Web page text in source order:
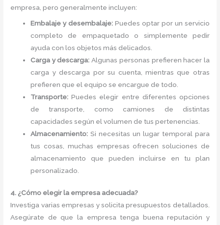
empresa, pero generalmente incluyen:
Embalaje y desembalaje: Puedes optar por un servicio
completo de empaquetado o simplemente pedir
ayuda con los objetos más delicados.
Carga y descarga: Algunas personas prefieren hacer la
carga y descarga por su cuenta, mientras que otras
prefieren que el equipo se encargue de todo.
Transporte: Puedes elegir entre diferentes opciones
de transporte, como camiones de distintas
capacidades según el volumen de tus pertenencias.
Almacenamiento: Si necesitas un lugar temporal para
tus cosas, muchas empresas ofrecen soluciones de
almacenamiento que pueden incluirse en tu plan
personalizado.
4. ¿Cómo elegir la empresa adecuada?
Investiga varias empresas y solicita presupuestos detallados.
Asegúrate de que la empresa tenga buena reputación y